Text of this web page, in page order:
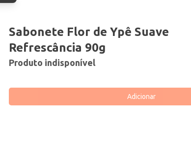
Sabonete Flor de Ypê Suave
Refrescância 90g
Produto indisponível
Adicionar